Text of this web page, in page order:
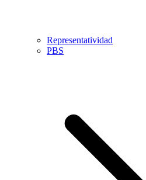
Representatividad
PBS